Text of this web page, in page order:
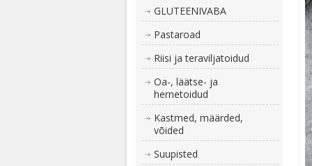
GLUTEENIVABA
Pastaroad
Riisi ja teraviljatoidud
Oa-, läätse- ja
hernetoidud
Kastmed, määrded,
võided
Suupisted